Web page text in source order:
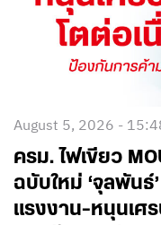
August 5, 2026 -
ครม. ไฟเขียว
ฉบับใหม่ ‘จุลพัน
แรงงาน-หนุนเศ